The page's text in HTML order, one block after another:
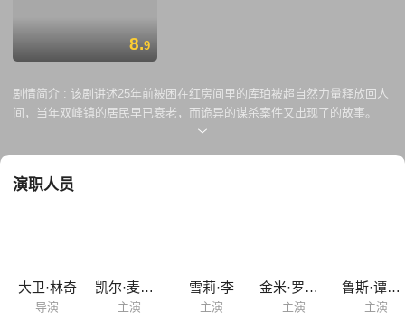
8.9
剧情简介 : 该剧讲述25年前被困在红房间里的库珀被超自然力量释放回人
间，当年双峰镇的居民早已衰老，而诡异的谋杀案件又出现了的故事。
演职人员
大卫·林奇
导演
凯尔·麦克拉克伦
主演
雪莉·李
主演
金米·罗伯特森
主演
鲁斯·谭柏林
主演